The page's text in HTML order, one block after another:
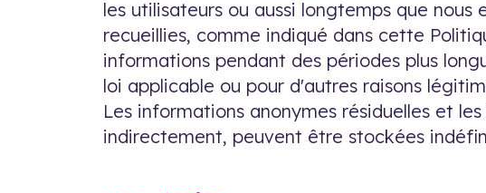
les utilisateurs ou aussi longtemps que
recueillies, comme indiqué dans cette
informations pendant des périodes plus
loi applicable ou pour d'autres raisons
Les informations anonymes résiduelles et
indirectement, peuvent être stockées